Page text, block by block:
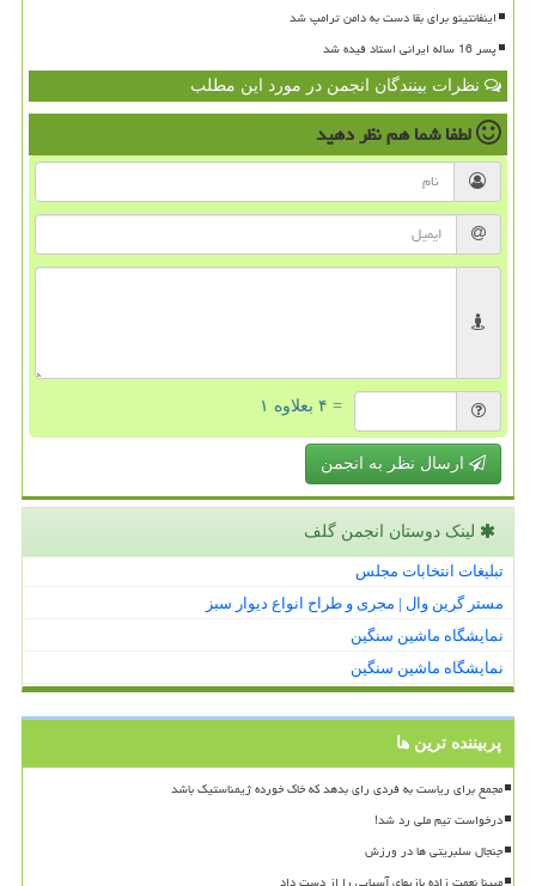
اینفانتینو برای بقا دست به دامن ترامپ شد
پسر 16 ساله ایرانی استاد فیده شد
نظرات بینندگان انجمن در مورد این مطلب
لطفا شما همنظر دهید
= ۴ بعلاوه ۱
ارسال نظر به انجمن
لینک دوستان انجمن گلف
تبلیغات انتخابات مجلس
مستر گرین وال | مجری و طراح انواع دیوار سبز
نمایشگاه ماشین سنگین
نمایشگاه ماشین سنگین
پربیننده ترین ها
مجمع برای ریاست به فردی رای بدهد که خاک خورده ژیمناستیک باشد
درخواست تیم ملی رد شد!
جنجال سلبریتی ها در ورزش